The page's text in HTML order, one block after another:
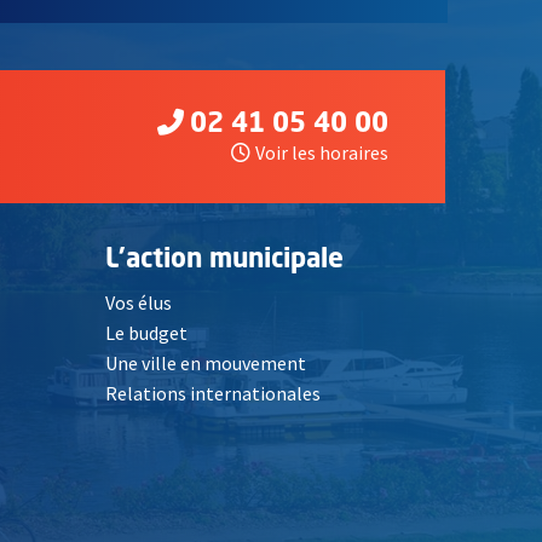
02 41 05 40 00
Voir les horaires
L'action municipale
Vos élus
Le budget
Une ville en mouvement
Relations internationales
Ouvre une nouvelle fenêtre